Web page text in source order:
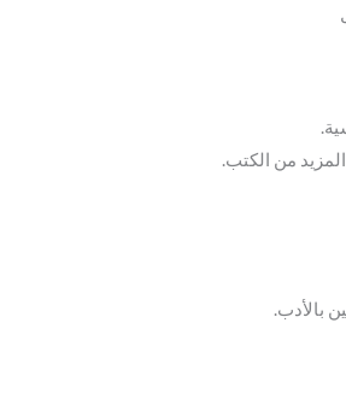
من الكتب.
بالأدب.